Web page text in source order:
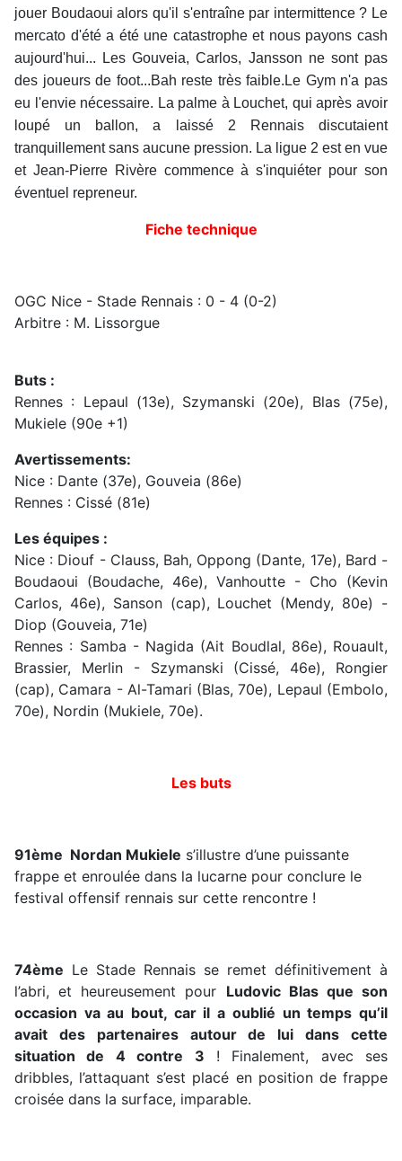
jouer Boudaoui alors qu'il s'entraîne par intermittence ? Le
mercato d'été a été une catastrophe et nous payons cash
aujourd'hui... Les Gouveia, Carlos, Jansson ne sont pas
des joueurs de foot...Bah reste très faible.Le Gym n'a pas
eu l'envie nécessaire. La palme à Louchet, qui après avoir
loupé un ballon, a laissé 2 Rennais discutaient
tranquillement sans aucune pression. La ligue 2 est en vue
et Jean-Pierre Rivère commence à s'inquiéter pour son
éventuel repreneur.
Fiche technique
OGC Nice - Stade Rennais : 0 - 4 (0-2)
Arbitre : M. Lissorgue
Buts :
Rennes : Lepaul (13e), Szymanski (20e), Blas (75e),
Mukiele (90e +1)
Avertissements:
Nice : Dante (37e), Gouveia (86e)
Rennes : Cissé (81e)
Les équipes :
Nice : Diouf - Clauss, Bah, Oppong (Dante, 17e), Bard -
Boudaoui (Boudache, 46e), Vanhoutte - Cho (Kevin
Carlos, 46e), Sanson (cap), Louchet (Mendy, 80e) -
Diop (Gouveia, 71e)
Rennes : Samba - Nagida (Ait Boudlal, 86e), Rouault,
Brassier, Merlin - Szymanski (Cissé, 46e), Rongier
(cap), Camara - Al-Tamari (Blas, 70e), Lepaul (Embolo,
70e), Nordin (Mukiele, 70e).
Les buts
91ème Nordan Mukiele s’illustre d’une puissante
frappe et enroulée dans la lucarne pour conclure le
festival offensif rennais sur cette rencontre !
74ème Le Stade Rennais se remet définitivement à
l’abri, et heureusement pour Ludovic Blas que son
occasion va au bout, car il a oublié un temps qu’il
avait des partenaires autour de lui dans cette
situation de 4 contre 3 ! Finalement, avec ses
dribbles, l’attaquant s’est placé en position de frappe
croisée dans la surface, imparable.